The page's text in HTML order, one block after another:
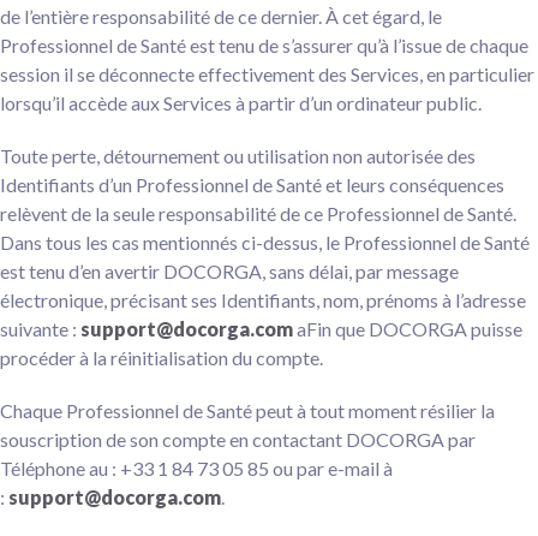
de l’entière responsabilité de ce dernier. À cet égard, le
Professionnel de Santé est tenu de s’assurer qu’à l’issue de chaque
session il se déconnecte effectivement des Services, en particulier
lorsqu’il accède aux Services à partir d’un ordinateur public.
Toute perte, détournement ou utilisation non autorisée des
Identifiants d’un Professionnel de Santé et leurs conséquences
relèvent de la seule responsabilité de ce Professionnel de Santé.
Dans tous les cas mentionnés ci-dessus, le Professionnel de Santé
est tenu d’en avertir DOCORGA, sans délai, par message
électronique, précisant ses Identifiants, nom, prénoms à l’adresse
suivante : support@docorga.comaFin que DOCORGA puisse
procéder à la réinitialisation du compte.
Chaque Professionnel de Santé peut à tout moment résilier la
souscription de son compte en contactant DOCORGA par
Téléphone au : +33 1 84 73 05 85 ou par e-mail à
: support@docorga.com.